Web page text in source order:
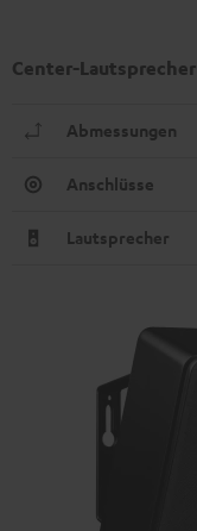
Center-Lautsprecher
Abmessungen
Anschlüsse
Lautsprecher